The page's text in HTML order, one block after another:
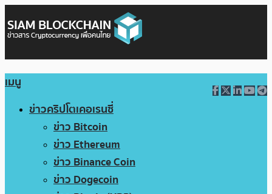
เมนู
ข่าวคริปโตเคอเรนซี่
ข่าว Bitcoin
ข่าว Ethereum
ข่าว Binance Coin
ข่าว Dogecoin